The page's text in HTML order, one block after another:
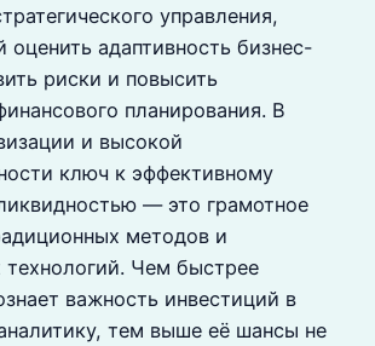
управления,
адаптивность бизнес-
риски и повысить
планирования. В
и высокой
ключ к эффективному
— это грамотное
методов и
Чем быстрее
важность инвестиций в
тем выше её шансы не